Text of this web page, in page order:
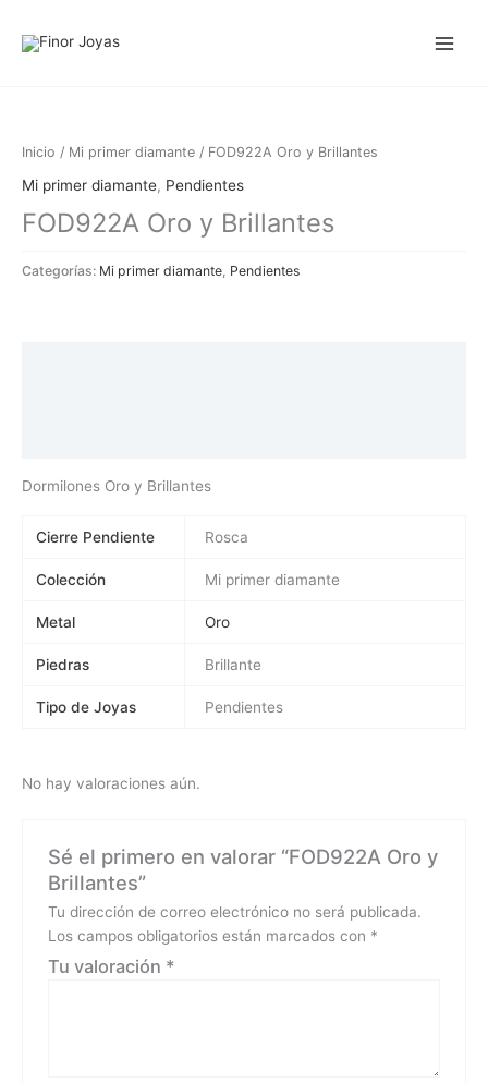
Inicio / Mi primer diamante / FOD922A Oro y Brillantes
Mi primer diamante, Pendientes
FOD922A Oro y Brillantes
Categorías: Mi primer diamante Pendientes
Dormilones Oro y Brillantes
Cierre Pendiente Rosca
Colección Mi primer diamante
Metal Oro
Piedras Brillante
Tipo de Joyas Pendientes
No hay valoraciones aún.
Sé el primero en valorar “FOD922A Oro y
Brillantes”
Tu dirección de correo electrónico no será publicada.
Los campos obligatorios están marcados con *
Tu valoración *